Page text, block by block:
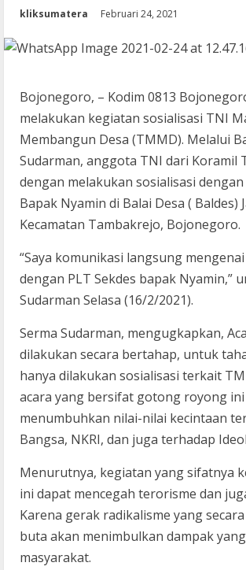
kliksumatera Februari 24, 2021
Bojonegoro, – Kodim 0813
melakukan kegiatan sosialisasi TNI
Membangun Desa (TMMD). Melalui
Sudarman, anggota TNI dari Koramil
dengan melakukan sosialisasi dengan
Bapak Nyamin di Balai Desa ( Baldes)
Kecamatan Tambakrejo, Bojonegoro.
“Saya komunikasi langsung
dengan PLT Sekdes bapak Nyamin,”
Sudarman Selasa (16/2/2021).
Serma Sudarman, mengugkapkan,
dilakukan secara bertahap, untuk
hanya dilakukan sosialisasi terkait
acara yang bersifat gotong royong
menumbuhkan nilai-nilai kecintaan
Bangsa, NKRI, dan juga terhadap
Menurutnya, kegiatan yang sifatnya
ini dapat mencegah terorisme dan
Karena gerak radikalisme yang
buta akan menimbulkan dampak
masyarakat.